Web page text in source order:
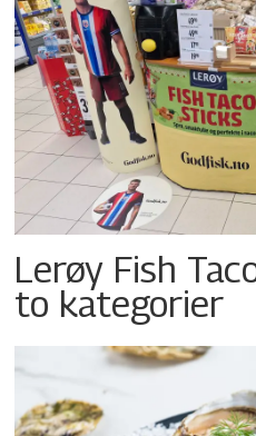
Lerøy Fish
to kategorier